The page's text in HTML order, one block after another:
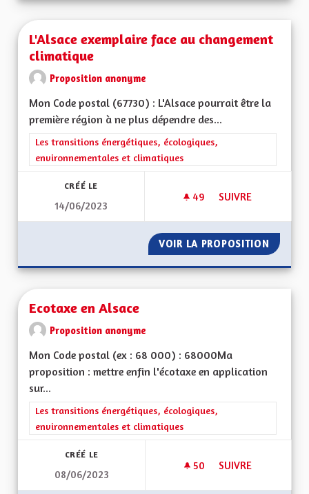
L'Alsace exemplaire face au changement
climatique
Proposition anonyme
Mon Code postal (67730) : L'Alsace pourrait être la
première région à ne plus dépendre des...
Filtrer les résultats de la catégorie : Les transitions
Les transitions énergétiques, écologiques,
environnementales et climatiques
CRÉÉ LE
14/06/2023
49 49 ABONNÉS
SUIVRE
VOIR LA PROPOSITION
Ecotaxe en Alsace
Proposition anonyme
Mon Code postal (ex : 68 000) : 68000Ma
proposition : mettre enfin l'écotaxe en application
sur...
Filtrer les résultats de la catégorie : Les transitions
Les transitions énergétiques, écologiques,
environnementales et climatiques
CRÉÉ LE
08/06/2023
50 50 ABONNÉS
SUIVRE